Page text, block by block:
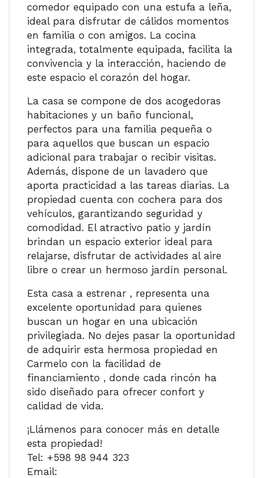
comedor equipado con una estufa a leña,
ideal para disfrutar de cálidos momentos
en familia o con amigos. La cocina
integrada, totalmente equipada, facilita la
convivencia y la interacción, haciendo de
este espacio el corazón del hogar.
La casa se compone de dos acogedoras
habitaciones y un baño funcional,
perfectos para una familia pequeña o
para aquellos que buscan un espacio
adicional para trabajar o recibir visitas.
Además, dispone de un lavadero que
aporta practicidad a las tareas diarias. La
propiedad cuenta con cochera para dos
vehículos, garantizando seguridad y
comodidad. El atractivo patio y jardín
brindan un espacio exterior ideal para
relajarse, disfrutar de actividades al aire
libre o crear un hermoso jardín personal.
Esta casa a estrenar , representa una
excelente oportunidad para quienes
buscan un hogar en una ubicación
privilegiada. No dejes pasar la oportunidad
de adquirir esta hermosa propiedad en
Carmelo con la facilidad de
financiamiento , donde cada rincón ha
sido diseñado para ofrecer confort y
calidad de vida.
¡Llámenos para conocer más en detalle
esta propiedad!
Tel: +598 98 944 323
Email: